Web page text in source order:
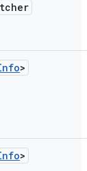
>
>